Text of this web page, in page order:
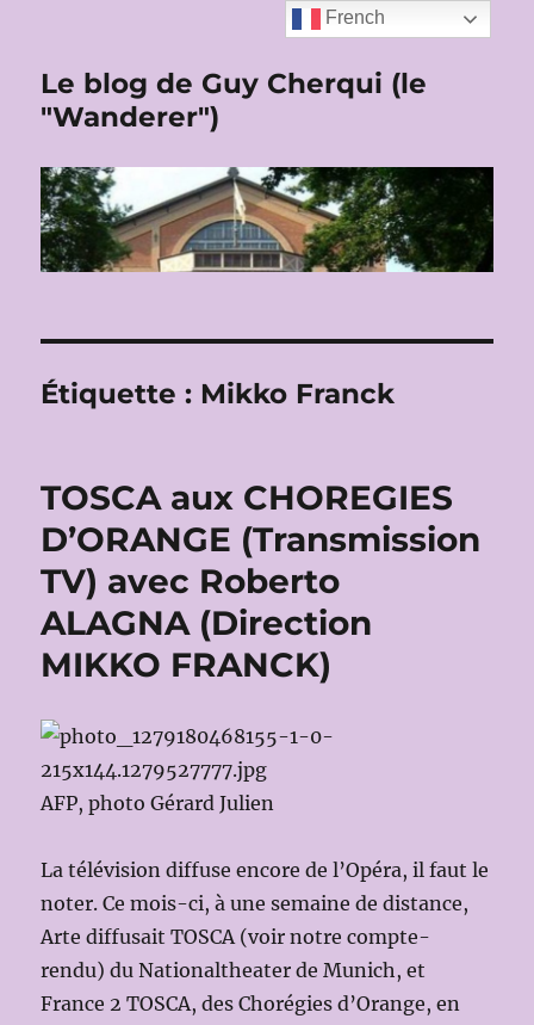
Le blog de Guy Cherqui (le
"Wanderer")
Étiquette : Mikko Franck
TOSCA aux CHOREGIES
D’ORANGE (Transmission
TV) avec Roberto
ALAGNA (Direction
MIKKO FRANCK)
AFP, photo Gérard Julien
La télévision diffuse encore de l’Opéra, il faut le
noter. Ce mois-ci, à une semaine de distance,
Arte diffusait TOSCA (voir notre compte-
rendu) du Nationaltheater de Munich, et
France 2 TOSCA, des Chorégies d’Orange, en
French